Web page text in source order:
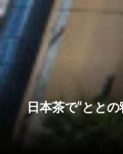
日本茶で“とと